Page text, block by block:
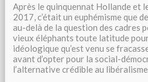
Après le quinquennat Hollande et
2017, c’était un euphémisme que
au-delà de la question des cadres
vieux éléphants toute latitude
idéologique qu’est venu se
avant d’opter pour la social-
l’alternative crédible au